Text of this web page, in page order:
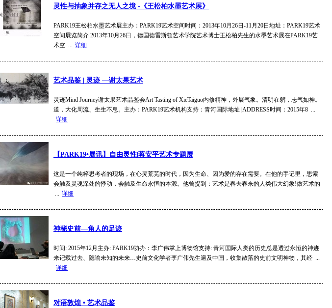
灵性与抽象并存之无人之境 -《王松柏水墨艺术展》
PARK19王松柏水墨艺术展主办：PARK19艺术空间时间：2013年10月26日-11月20日地址：PARK19艺术
空间展览简介 2013年10月26日，德国德雷斯顿艺术学院艺术博士王松柏先生的水墨艺术展在PARK19艺
术空 ... 详细
艺术品鉴 | 灵迹 —谢太果艺术
灵迹Mind Journey谢太果艺术品鉴会Art Tasting of XieTaiguo内修精神，外展气象。清明在躬，志气如神。
道，大化周流、生生不息。主办：PARK19艺术机构支持：青河国际地址 |ADDRESS时间：2015年8 ...
详细
【PARK19•展讯】自由灵性|蒋安平艺术专题展
这是一个纯粹思考者的现场，在心灵荒芜的时代，因为生命、因为爱的存在需要。在他的手记里，思索
会触及灵魂深处的悸动，会触及生命永恒的本源。他曾提到：艺术是春去春来的人类伟大幻象!做艺术的
... 详细
神秘史前—角人的足迹
时间: 2015年12月主办: PARK19协办：李广伟掌上博物馆支持: 青河国际人类的历史总是透过永恒的神迹
来记载过去、隐喻未知的未来…史前文化学者李广伟先生遍及中国，收集散落的史前文明神物，其经 ...
详细
对语敦煌 • 艺术品鉴